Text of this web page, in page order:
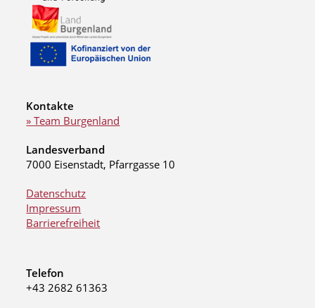
Kontakte
» Team Burgenland
Landesverband
7000 Eisenstadt, Pfarrgasse 10
Datenschutz
Impressum
Barrierefreiheit
Telefon
+43 2682 61363